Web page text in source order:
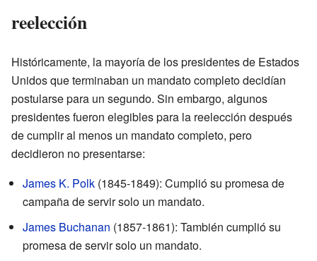
reelección
Históricamente, la mayoría de los presidentes de Estados
Unidos que terminaban un mandato completo decidían
postularse para un segundo. Sin embargo, algunos
presidentes fueron elegibles para la reelección después
de cumplir al menos un mandato completo, pero
decidieron no presentarse:
James K. Polk (1845-1849): Cumplió su promesa de
campaña de servir solo un mandato.
James Buchanan (1857-1861): También cumplió su
promesa de servir solo un mandato.